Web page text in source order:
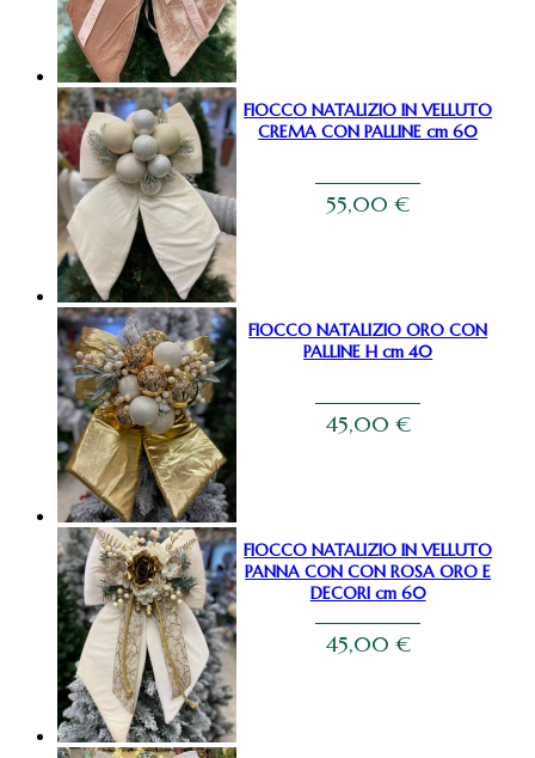
FIOCCO NATALIZIO IN VELLUTO
CREMA CON PALLINE cm 60
55,00 €
FIOCCO NATALIZIO ORO CON
PALLINE H cm 40
45,00 €
FIOCCO NATALIZIO IN VELLUTO
PANNA CON CON ROSA ORO E
DECORI cm 60
45,00 €